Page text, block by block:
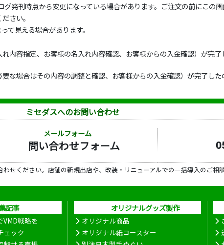
発刊時点から変更になっている場合があります。ご注文の前にこの
さい。
て見える場合があります。
内容指定、お客様の名入れ内容確認、お客様からの入金確認）が完了
な場合はその内容の調整と確認、お客様からの入金確認）が完了し
ミセダスへのお問い合わせ
メールフォーム
問い合わせフォーム
せください。店舗の新規出店や、改装・リニューアルでの一括導入のご相
記事
VMD戦略を
ェック
オリジナルグッズ製作
オリジナル商品
オリジナル紙コースター